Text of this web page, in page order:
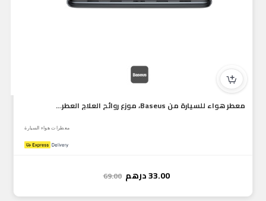
معطر هواء للسيارة من Baseus، موزع روائح العلاج العطري، غير ك...
معطرات هواء السيارة
33.00درهم 69.00